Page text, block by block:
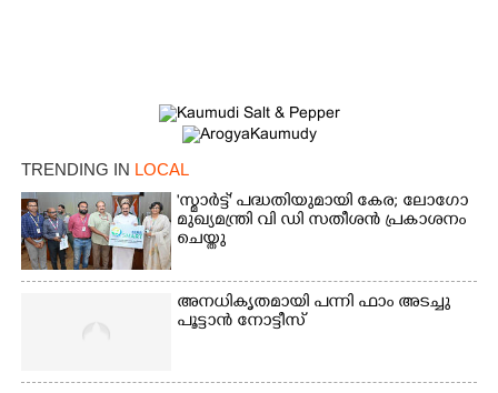
TRENDING IN LOCAL
'സ്മാർട്ട്' പദ്ധതിയുമായി കേര; ലോഗോ
മുഖ്യമന്ത്രി വി ഡി സതീശൻ പ്രകാശനം
ചെയ്തു
അനധികൃതമായി പന്നി ഫാം അടച്ചു
പൂട്ടാൻ നോട്ടീസ്